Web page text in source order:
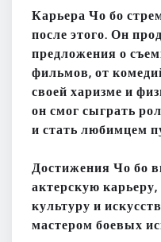
Карьера Чо бо
после этого. Он
предложения о
фильмов, от
своей харизме и
он смог сыграть
и стать любимцем
Достижения Чо бо
актерскую
культуру и
мастером боевых